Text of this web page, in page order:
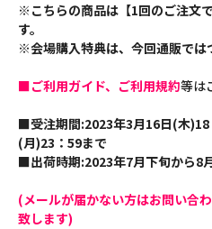
※こちらの商品は【1回のご注文
す。
※会場購入特典は、今回通販では
■ご利用ガイド、ご利用規約等は
■受注期間:2023年3月16日(木)18
(月)23：59まで
■出荷時期:2023年7月下旬から8
(メールが届かない方はお問い合
致します)